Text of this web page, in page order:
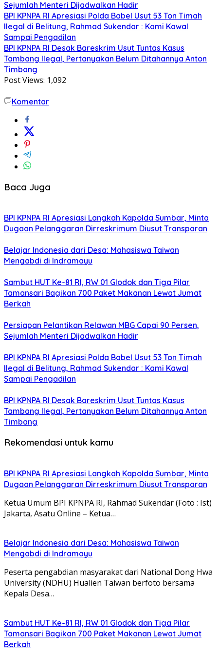
Sejumlah Menteri Dijadwalkan Hadir
BPI KPNPA RI Apresiasi Polda Babel Usut 53 Ton Timah
Ilegal di Belitung, Rahmad Sukendar : Kami Kawal
Sampai Pengadilan
BPI KPNPA RI Desak Bareskrim Usut Tuntas Kasus
Tambang Ilegal, Pertanyakan Belum Ditahannya Anton
Timbang
Post Views: 1,092
Komentar
Baca Juga
BPI KPNPA RI Apresiasi Langkah Kapolda Sumbar, Minta
Dugaan Pelanggaran Dirreskrimum Diusut Transparan
Belajar Indonesia dari Desa: Mahasiswa Taiwan
Mengabdi di Indramayu
Sambut HUT Ke-81 RI, RW 01 Glodok dan Tiga Pilar
Tamansari Bagikan 700 Paket Makanan Lewat Jumat
Berkah
Persiapan Pelantikan Relawan MBG Capai 90 Persen,
Sejumlah Menteri Dijadwalkan Hadir
BPI KPNPA RI Apresiasi Polda Babel Usut 53 Ton Timah
Ilegal di Belitung, Rahmad Sukendar : Kami Kawal
Sampai Pengadilan
BPI KPNPA RI Desak Bareskrim Usut Tuntas Kasus
Tambang Ilegal, Pertanyakan Belum Ditahannya Anton
Timbang
Rekomendasi untuk kamu
BPI KPNPA RI Apresiasi Langkah Kapolda Sumbar, Minta
Dugaan Pelanggaran Dirreskrimum Diusut Transparan
Ketua Umum BPI KPNPA RI, Rahmad Sukendar (Foto : Ist)
Jakarta, Asatu Online – Ketua…
Belajar Indonesia dari Desa: Mahasiswa Taiwan
Mengabdi di Indramayu
Peserta pengabdian masyarakat dari National Dong Hwa
University (NDHU) Hualien Taiwan berfoto bersama
Kepala Desa…
Sambut HUT Ke-81 RI, RW 01 Glodok dan Tiga Pilar
Tamansari Bagikan 700 Paket Makanan Lewat Jumat
Berkah